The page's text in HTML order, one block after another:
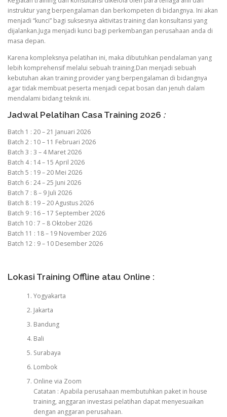
instruktur yang berpengalaman dan berkompeten di bidangnya. Ini akan
menjadi “kunci” bagi suksesnya aktivitas training dan konsultansi yang
dijalankan.Juga menjadi kunci bagi perkembangan perusahaan anda di
masa depan.
Karena kompleksnya pelatihan ini, maka dibutuhkan pendalaman yang
lebih komprehensif melalui sebuah training.Dan menjadi sebuah
kebutuhan akan training provider yang berpengalaman di bidangnya
agar tidak membuat peserta menjadi cepat bosan dan jenuh dalam
mendalami bidang teknik ini.
Jadwal Pelatihan Casa Training 2026 :
Batch 1 : 20 – 21 Januari 2026
Batch 2 : 10 – 11 Februari 2026
Batch 3 : 3 – 4 Maret 2026
Batch 4 : 14 – 15 April 2026
Batch 5 : 19 – 20 Mei 2026
Batch 6 : 24 – 25 Juni 2026
Batch 7 : 8 – 9 Juli 2026
Batch 8 : 19 – 20 Agustus 2026
Batch 9 : 16 – 17 September 2026
Batch 10 : 7 – 8 Oktober 2026
Batch 11 : 18 – 19 November 2026
Batch 12 : 9 – 10 Desember 2026
Lokasi Training Offline atau Online :
Yogyakarta
Jakarta
Bandung
Bali
Surabaya
Lombok
Online via Zoom
Catatan : Apabila perusahaan membutuhkan paket in house
training, anggaran investasi pelatihan dapat menyesuaikan
dengan anggaran perusahaan.